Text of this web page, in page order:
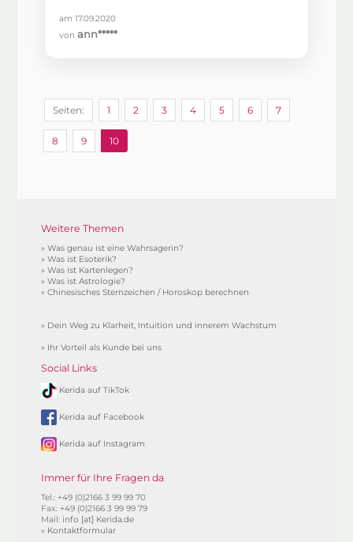
am 17.09.2020
vonann*****
Seiten: 1 2 3 4 5 6 7
8 9 10
Weitere Themen
»Was genau ist eine Wahrsagerin?
»Was ist Esoterik?
»Was ist Kartenlegen?
»Was ist Astrologie?
»Chinesisches Sternzeichen / Horoskop berechnen
» Dein Weg zu Klarheit, Intuition und innerem Wachstum
» Ihr Vorteil als Kunde bei uns
Social Links
Kerida auf TikTok
Kerida auf Facebook
Kerida auf Instagram
Immer für Ihre Fragen da
Tel.: +49 (0)2166 3 99 99 70
Fax: +49 (0)2166 3 99 99 79
Mail: info [at] Kerida.de
» Kontaktformular